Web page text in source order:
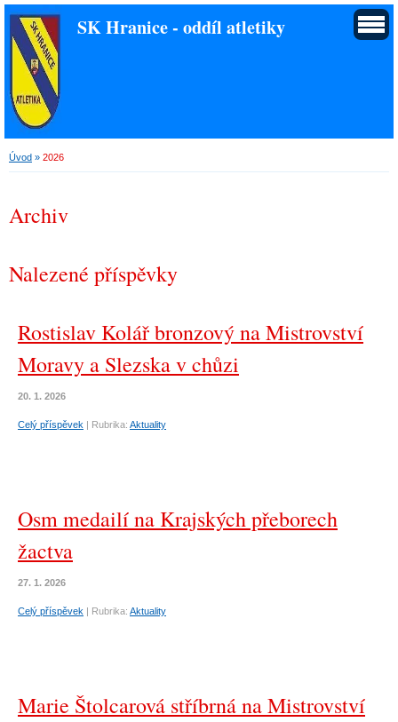
SK Hranice - oddíl atletiky
Úvod » 2026
Archiv
Nalezené příspěvky
Rostislav Kolář bronzový na Mistrovství
Moravy a Slezska v chůzi
20. 1. 2026
Celý příspěvek | Rubrika: Aktuality
Osm medailí na Krajských přeborech
žactva
27. 1. 2026
Celý příspěvek | Rubrika: Aktuality
Marie Štolcarová stříbrná na Mistrovství